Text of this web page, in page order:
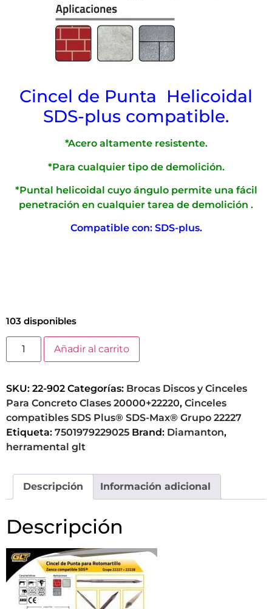
Cincel de Punta Helicoidal
SDS-plus compatible.
*Acero altamente resistente.
*Para cualquier tipo de demolición.
*Puntal helicoidal cuyo ángulo permite una fácil
penetración en cualquier tarea de demolición .
Compatible con: SDS-plus.
103 disponibles
Añadir al carrito
SKU: 22-902 Categorías: Brocas Discos y Cinceles
Para Concreto Clases 20000+22220, Cinceles
compatibles SDS Plus® SDS-Max® Grupo 22227
Etiqueta: 7501979229025 Brand: Diamanton,
herramental glt
Descripción Información adicional
Descripción